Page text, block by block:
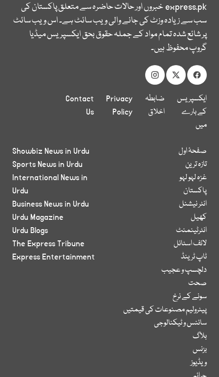
express.pkخبروں اور حالات حاضرہ سے متعلق پاکستان کی
سب سے زیادہ وزٹ کی جانے والی ویب سائٹ ہے۔ اس ویب سائٹ
پر شائع شدہ تمام مواد کے جملہ حقوق بحق ایکسپریس میڈیا
گروپ محفوظ ہیں۔
ایکسپریس
کے بارے
میں
ضابطہ
اخلاق
Privacy
Policy
Contact
Us
صفحۂ اول
تازہ ترین
غزہ لہو لہو
پاکستان
انٹر نیشنل
کھیل
انٹرٹینمنٹ
لائف اسٹائل
ٹاپ ٹرینڈ
دلچسپ و عجیب
صحت
سونے کے نرخ
پیٹرولیم مصنوعات کی قیمتیں
سائنس و ٹیکنالوجی
بلاگ
بزنس
ویڈیوز
Showbiz News in Urdu
Sports News in Urdu
International News in
Urdu
Business News in Urdu
Urdu Magazine
Urdu Blogs
The Express Tribune
Express Entertainment